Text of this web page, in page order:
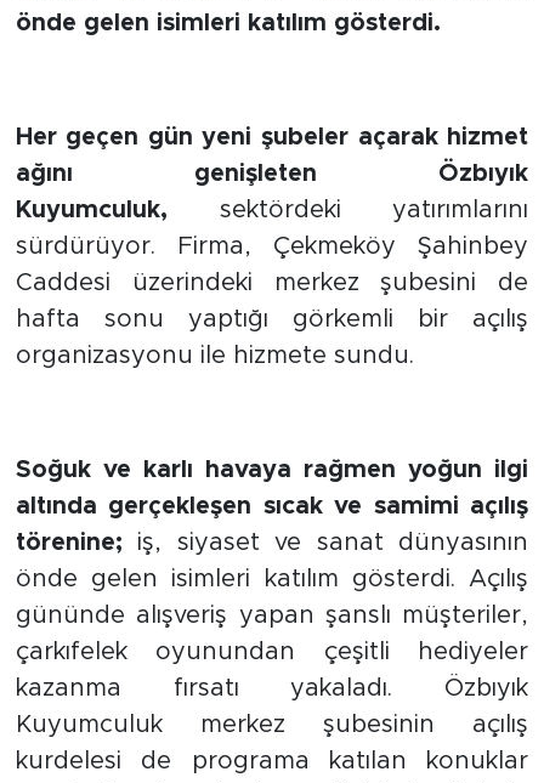
önde gelen isimleri katılım gösterdi.
Her geçen gün yeni şubeler açarak hizmet
ağını genişleten Özbıyık
Kuyumculuk, sektördeki yatırımlarını
sürdürüyor. Firma, Çekmeköy Şahinbey
Caddesi üzerindeki merkez şubesini de
hafta sonu yaptığı görkemli bir açılış
organizasyonu ile hizmete sundu.
Soğuk ve karlı havaya rağmen yoğun ilgi
altında gerçekleşen sıcak ve samimi açılış
törenine; iş, siyaset ve sanat dünyasının
önde gelen isimleri katılım gösterdi. Açılış
gününde alışveriş yapan şanslı müşteriler,
çarkıfelek oyunundan çeşitli hediyeler
kazanma fırsatı yakaladı. Özbıyık
Kuyumculuk merkez şubesinin açılış
kurdelesi de programa katılan konuklar